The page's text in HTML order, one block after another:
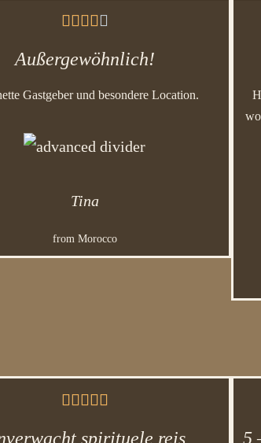

Außergewöhnlich!
Gastgeber und besondere Location.
Tina
from Morocco

spirituele reis
5